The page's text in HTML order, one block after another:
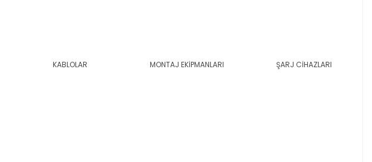
KABLOLAR MONTAJ EKİPMANLARI ŞARJ CİHAZLARI